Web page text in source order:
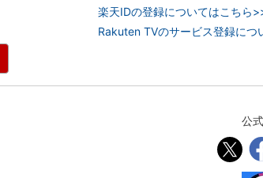
楽天IDの登録についてはこちら
Rakuten TVのサービス登録につ
公